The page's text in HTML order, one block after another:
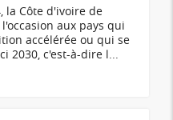
la Côte d'ivoire de
aux pays qui
accélérée ou qui se
2030, c'est-à-dire l...